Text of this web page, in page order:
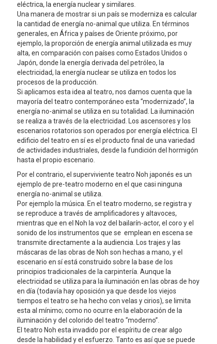
eléctrica, la energía nuclear y similares.
Una manera de mostrar si un país se moderniza es calcular
la cantidad de energía no-animal que utiliza. En términos
generales, en África y países de Oriente próximo, por
ejemplo, la proporción de energía animal utilizada es muy
alta, en comparación con países como Estados Unidos o
Japón, donde la energía derivada del petróleo, la
electricidad, la energía nuclear se utiliza en todos los
procesos de la producción.
Si aplicamos esta idea al teatro, nos damos cuenta que la
mayoría del teatro contemporáneo esta “modernizado”, la
energía no-animal se utiliza en su totalidad. La iluminación
se realiza a través de la electricidad. Los ascensores y los
escenarios rotatorios son operados por energía eléctrica. El
edificio del teatro en sí es el producto final de una variedad
de actividades industriales, desde la fundición del hormigón
hasta el propio escenario.
Por el contrario, el superviviente teatro Noh japonés es un
ejemplo de pre-teatro moderno en el que casi ninguna
energía no-animal se utiliza.
Por ejemplo la música. En el teatro moderno, se registra y
se reproduce a través de amplificadores y altavoces,
mientras que en el Noh la voz del bailarín-actor, el coro y el
sonido de los instrumentos que se emplean en escena se
transmite directamente a la audiencia. Los trajes y las
máscaras de las obras de Noh son hechas a mano, y el
escenario en sí está construido sobre la base de los
principios tradicionales de la carpintería. Aunque la
electricidad se utiliza para la iluminación en las obras de hoy
en día (todavía hay oposición ya que desde los viejos
tiempos el teatro se ha hecho con velas y cirios), se limita
esta al mínimo; como no ocurre en la elaboración de la
iluminación y del colorido del teatro “moderno”.
El teatro Noh esta invadido por el espíritu de crear algo
desde la habilidad y el esfuerzo. Tanto es así que se puede